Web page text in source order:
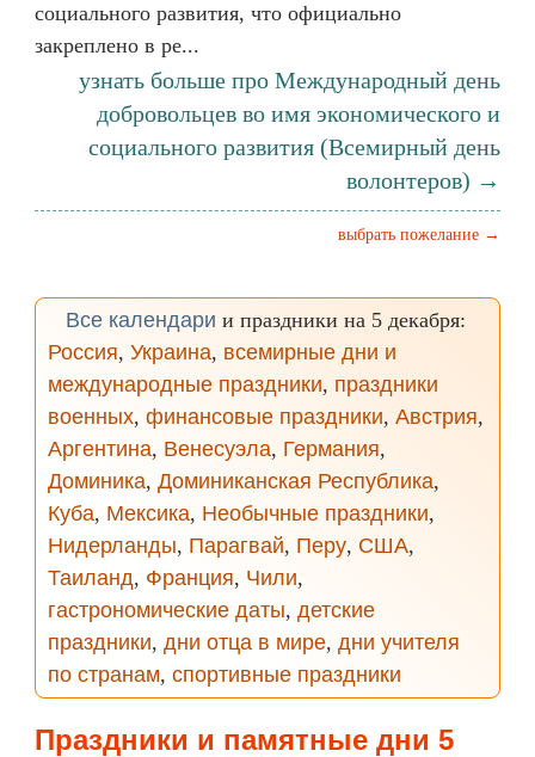
социального развития, что официально
закреплено в ре...
узнать больше про Международный день
добровольцев во имя экономического и
социального развития (Всемирный день
волонтеров) →
выбрать пожелание →
Все календари и праздники на 5 декабря:
Россия, Украина, всемирные дни и
международные праздники, праздники
военных, финансовые праздники, Австрия,
Аргентина, Венесуэла, Германия,
Доминика, Доминиканская Республика,
Куба, Мексика, Необычные праздники,
Нидерланды, Парагвай, Перу, США,
Таиланд, Франция, Чили,
гастрономические даты, детские
праздники, дни отца в мире, дни учителя
по странам, спортивные праздники
Праздники и памятные дни 5